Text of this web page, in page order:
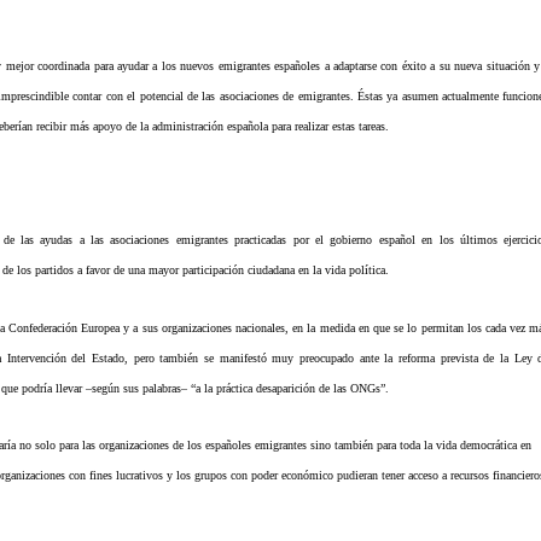
coordinada para ayudar a los nuevos emigrantes españoles a adaptarse con éxito a su nueva situación
contar con el potencial de las asociaciones de emigrantes. Éstas ya asumen actualmente
recibir más apoyo de la administración española para realizar estas tareas.
las ayudas a las asociaciones emigrantes practicadas por el gobierno español en los últimos
los partidos a favor de una mayor participación ciudadana en la vida política.
Europea y a sus organizaciones nacionales, en la medida en que se lo permitan los cada vez
Intervención del Estado, pero también se manifestó muy preocupado ante la reforma prevista de la Ley
podría llevar –según sus palabras– “a la práctica desaparición de las ONGs”.
no solo para las organizaciones de los españoles emigrantes sino también para toda la vida democrática en
con fines lucrativos y los grupos con poder económico pudieran tener acceso a recursos